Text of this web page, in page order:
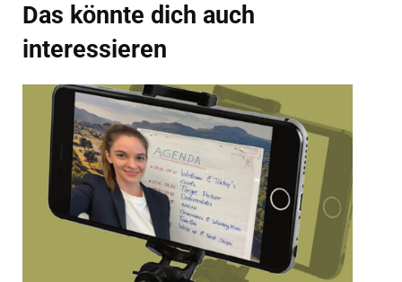
Das könnte dich auch
interessieren